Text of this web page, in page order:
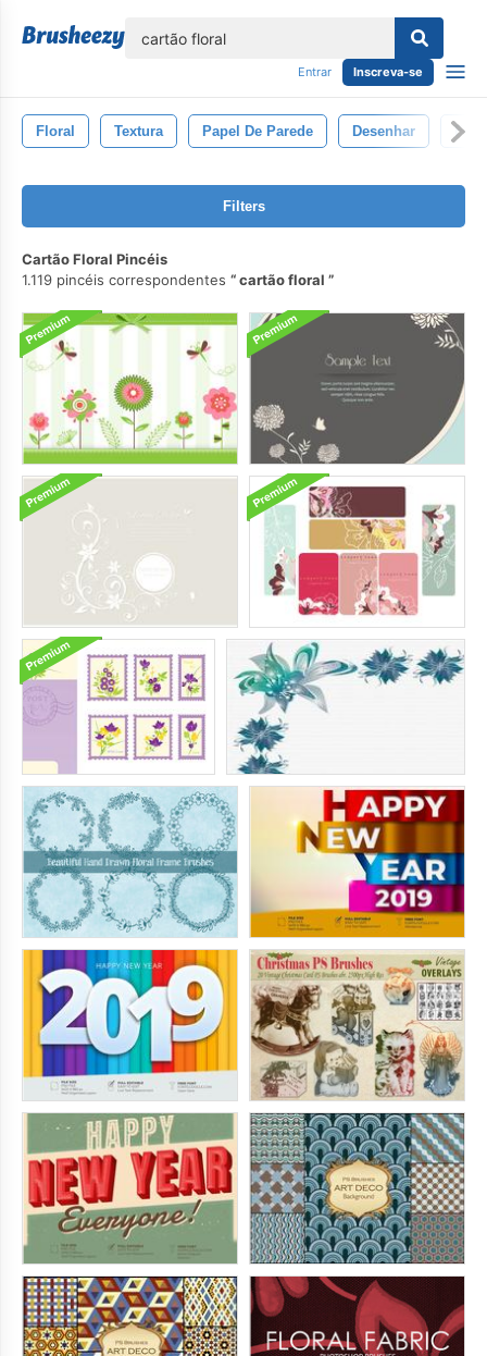
Entrar Inscreva-se
Floral Textura Papel De Parede Desenhar Flor
Filters
Cartão Floral Pincéis
1.119 pincéis correspondentes
cartão floral